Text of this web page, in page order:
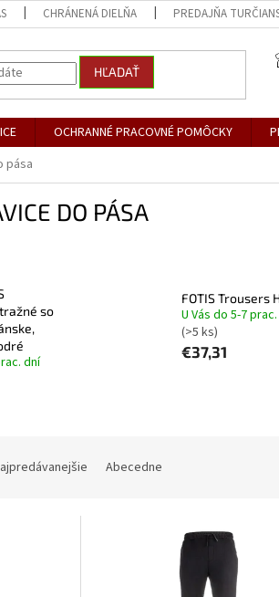
CHRÁNENÁ DIELŇA PREDAJŇA
HĽADAŤ
OCHRANNÉ PRACOVNÉ POMÔCKY
pása
DO PÁSA
so
dní
FOTIS Trousers
U Vás do 5-7
(>5 ks)
€37,31
Abecedne